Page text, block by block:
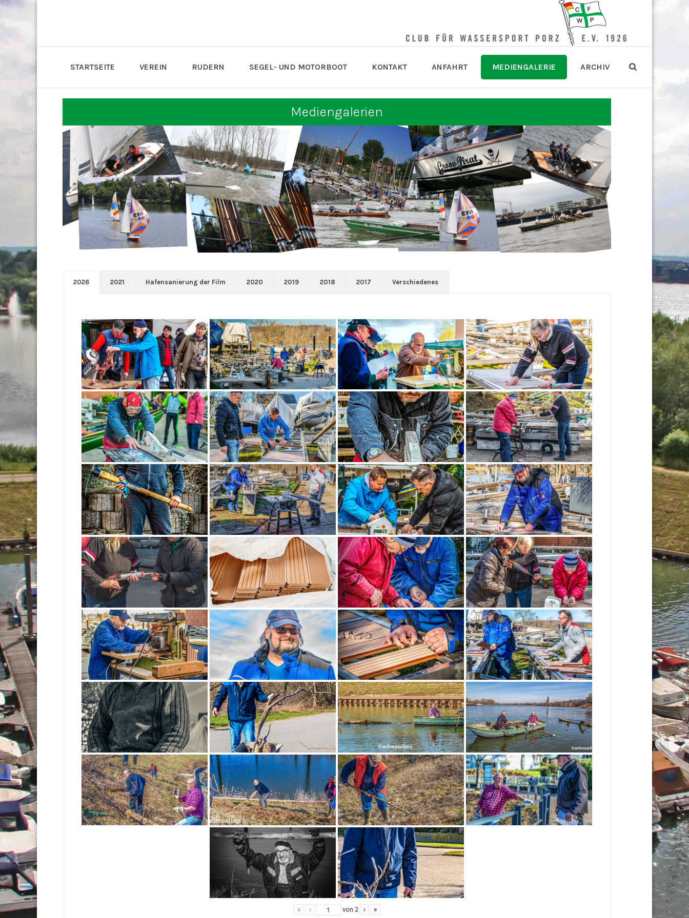
STARTSEITE VEREIN RUDERN SEGEL- UND MOTORBOOT KONTAKT ANFAHRT MEDIENGALERIE ARCHIV
Mediengalerien
2026 2021 Hafensanierung der Film 2020 2019 2018 2017 Verschiedenes
« ‹ von 2 › »